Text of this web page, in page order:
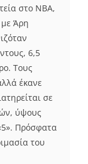
στο ΝΒΑ,
Άρη
6,5
Τους
έκανε
σε
ύψους
Πρόσφατα
του